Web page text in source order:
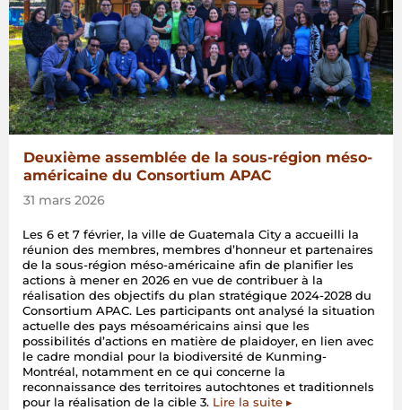
Deuxième assemblée de la sous-région méso-
américaine du Consortium APAC
31 mars 2026
Les 6 et 7 février, la ville de Guatemala City a accueilli la
réunion des membres, membres d’honneur et partenaires
de la sous-région méso-américaine afin de planifier les
actions à mener en 2026 en vue de contribuer à la
réalisation des objectifs du plan stratégique 2024-2028 du
Consortium APAC. Les participants ont analysé la situation
actuelle des pays mésoaméricains ainsi que les
possibilités d’actions en matière de plaidoyer, en lien avec
le cadre mondial pour la biodiversité de Kunming-
Montréal, notamment en ce qui concerne la
reconnaissance des territoires autochtones et traditionnels
pour la réalisation de la cible 3. Lire la suite ▸